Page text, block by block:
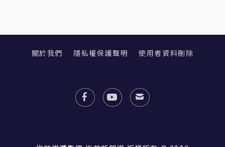
關於我們 隱私權保護聲明 使用者資料刪除